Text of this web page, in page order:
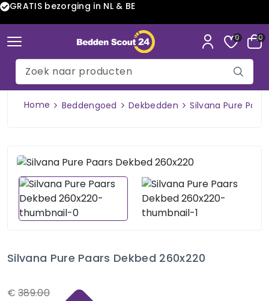
GRATIS bezorging in NL & BE
0 0
Home Beddengoed Dekbedden Silvana Pure
Silvana Pure Paars Dekbed 260x220
€ 389.00